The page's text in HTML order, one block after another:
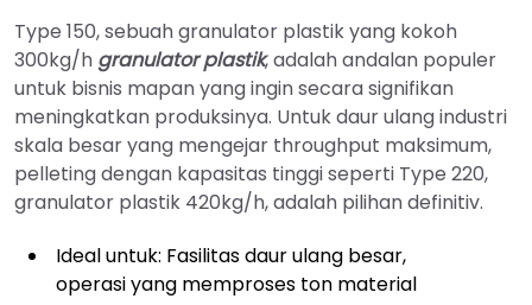
Type 150, sebuah granulator plastik yang kokoh
300kg/h granulator plastik, adalah andalan populer
untuk bisnis mapan yang ingin secara signifikan
meningkatkan produksinya. Untuk daur ulang industri
skala besar yang mengejar throughput maksimum,
pelleting dengan kapasitas tinggi seperti Type 220,
granulator plastik 420kg/h, adalah pilihan definitiv.
Ideal untuk: Fasilitas daur ulang besar,
operasi yang memproses ton material